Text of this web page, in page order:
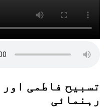
تسبیح فاطمی
رہنمائی